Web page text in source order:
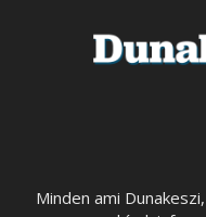
Minden ami